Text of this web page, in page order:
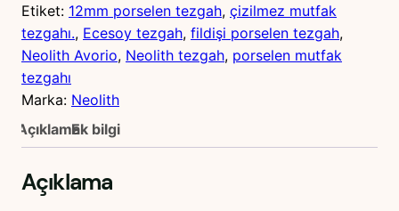
Etiket: 12mm porselen tezgah, çizilmez mutfak
tezgahı., Ecesoy tezgah, fildişi porselen tezgah
Neolith Avorio, Neolith tezgah, porselen mutfak
tezgahı
Marka: Neolith
AçıklamaEk bilgi
Açıklama